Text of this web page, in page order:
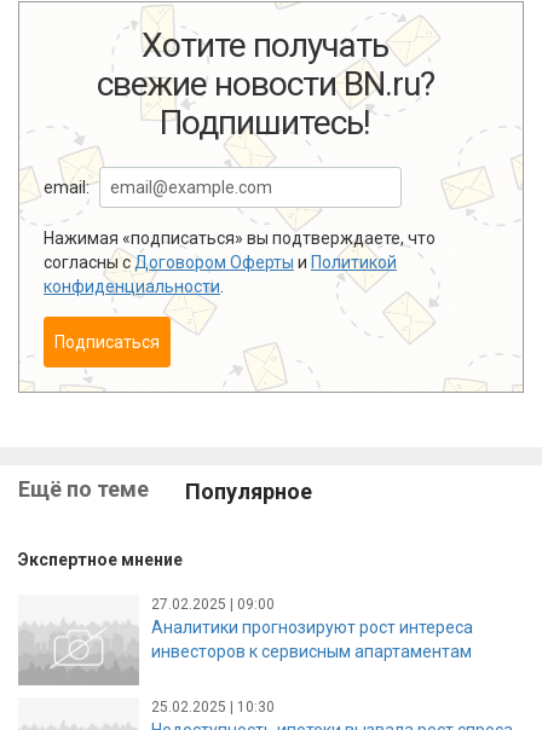
Хотите получать
свежие новости BN.ru?
Подпишитесь!
email:
Нажимая «подписаться» вы подтверждаете, что
согласны сДоговором Оферты и Политикой
конфиденциальности
Подписаться
Ещё по теме Популярное
Экспертное мнение
27.02.2025 | 09:00
Аналитики прогнозируют рост интереса
инвесторов к сервисным апартаментам
25.02.2025 | 10:30